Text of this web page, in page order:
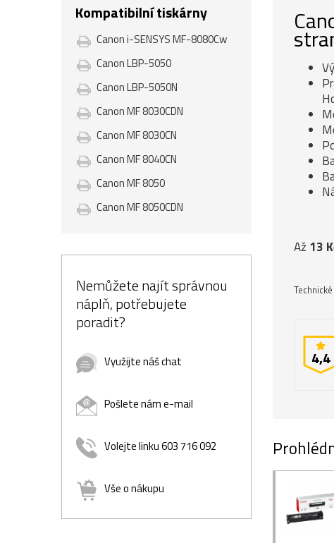
Kompatibilní tiskárny
Canon i-SENSYS MF-8080Cw
Canon LBP-5050
Canon LBP-5050N
Canon MF 8030CDN
Canon MF 8030CN
Canon MF 8040CN
Canon MF 8050
Canon MF 8050CDN
Nemůžete najít správnou
náplň, potřebujete
poradit?
Využijte náš chat
Pošlete nám e-mail
Volejte linku 603 716 092
Vše o nákupu
Až 13
4,4